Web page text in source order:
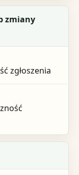
zmiany
zgłoszenia